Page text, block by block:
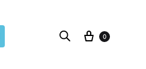
Carro
0